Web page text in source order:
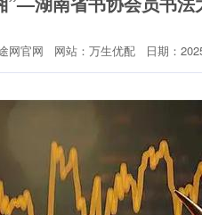
网官网 网站：万生优配 日期：